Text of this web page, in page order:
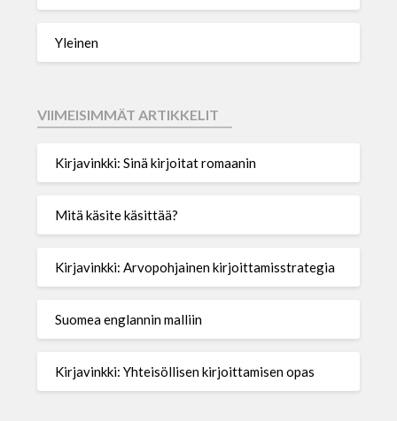
Yleinen
VIIMEISIMMÄT ARTIKKELIT
Kirjavinkki: Sinä kirjoitat romaanin
Mitä käsite käsittää?
Kirjavinkki: Arvopohjainen kirjoittamisstrategia
Suomea englannin malliin
Kirjavinkki: Yhteisöllisen kirjoittamisen opas